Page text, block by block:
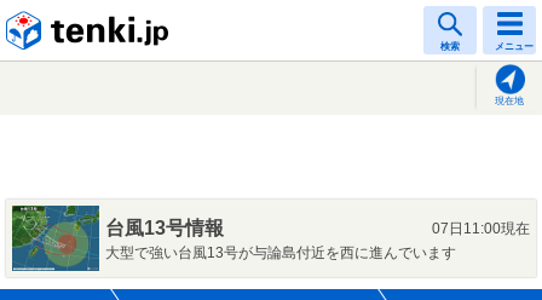
検索 メニュー
現在地
台風13号情報
07日11:00現在
大型で強い台風13号が与論島付近を西に進んでいます